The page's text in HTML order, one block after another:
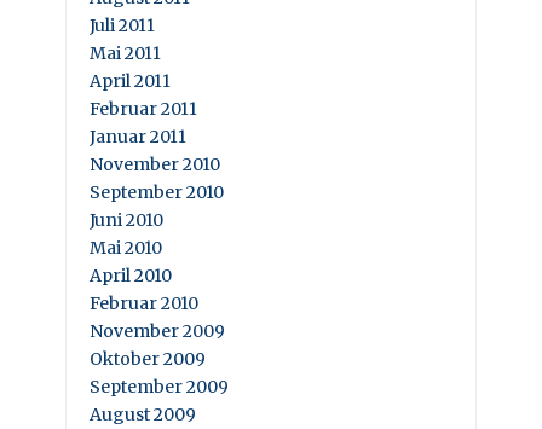
Juli 2011
Mai 2011
April 2011
Februar 2011
Januar 2011
November 2010
September 2010
Juni 2010
Mai 2010
April 2010
Februar 2010
November 2009
Oktober 2009
September 2009
August 2009